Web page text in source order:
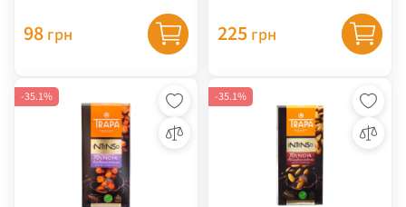
98 грн 225 грн
-35.1% -35.1%